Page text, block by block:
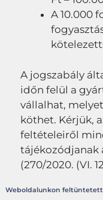
A 10.000
A jogszabály
időn felül a
vállalhat,
köthet. Kérjük,
feltételeiről
tájékozódjanak
(270/2020. (VI.
Weboldalunkon feltüntetett